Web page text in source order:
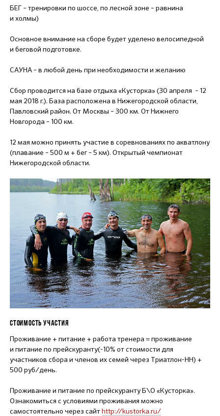
БЕГ – тренировки по шоссе, по лесной зоне – равнина
и холмы)
Основное внимание на сборе будет уделено велосипедной
и беговой подготовке.
САУНА – в любой день при необходимости и желанию
Сбор проводится на базе отдыха «Кусторка» (30 апреля – 12
мая 2018 г.). База расположена в Нижегородской области,
Павловский район. От Москвы – 300 км. От Нижнего
Новгорода – 100 км.
12 мая можно принять участие в соревнованиях по акватлону
(плавание – 500 м + бег – 5 км). Открытый чемпионат
Нижегородской области.
СТОИМОСТЬ УЧАСТИЯ
Проживание + питание + работа тренера = проживание
и питание по прейскуранту(-10% от стоимости для
участников сбора и членов их семей через Триатлон-НН) +
500 руб/день.
Проживание и питание по прейскуранту Б\О «Кусторка».
Ознакомиться с условиями проживания можно
самостоятельно через сайтhttp://kustorka.ru/